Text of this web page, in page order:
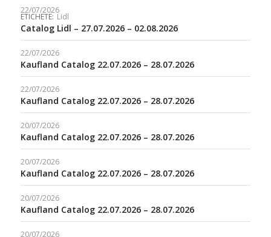
22/07/2026
ETICHETE: Lidl
Catalog Lidl – 27.07.2026 – 02.08.2026
22/07/2026
Kaufland Catalog 22.07.2026 – 28.07.2026
22/07/2026
Kaufland Catalog 22.07.2026 – 28.07.2026
20/07/2026
Kaufland Catalog 22.07.2026 – 28.07.2026
20/07/2026
Kaufland Catalog 22.07.2026 – 28.07.2026
20/07/2026
Kaufland Catalog 22.07.2026 – 28.07.2026
20/07/2026